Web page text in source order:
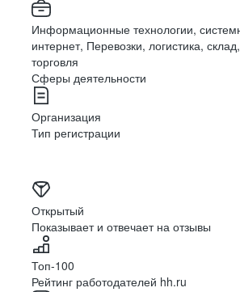
Информационные технологии,
интернет, Перевозки, логистика,
торговля
Сферы деятельности
Организация
Тип регистрации
Открытый
Показывает и отвечает на отзывы
Топ-100
Рейтинг работодателей hh.ru